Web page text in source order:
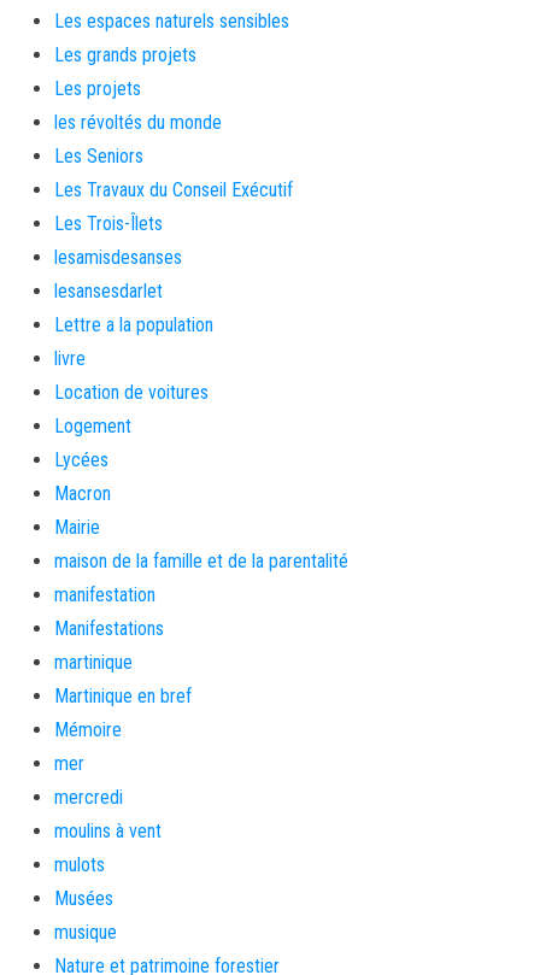
Les espaces naturels sensibles
Les grands projets
Les projets
les révoltés du monde
Les Seniors
Les Travaux du Conseil Exécutif
Les Trois-Îlets
lesamisdesanses
lesansesdarlet
Lettre a la population
livre
Location de voitures
Logement
Lycées
Macron
Mairie
maison de la famille et de la parentalité
manifestation
Manifestations
martinique
Martinique en bref
Mémoire
mer
mercredi
moulins à vent
mulots
Musées
musique
Nature et patrimoine forestier